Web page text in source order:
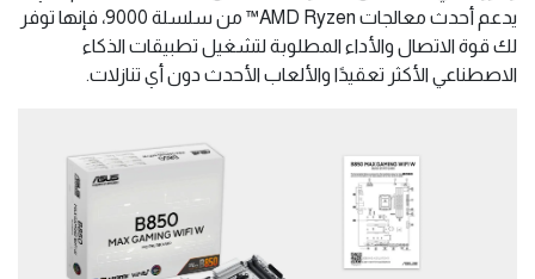
يدعم أحدث معالجات AMD Ryzen™ من سلسلة 9000، فإنها توفر
لك قوة الاتصال والأداء المطلوبة لتشغيل تطبيقات الذكاء
الاصطناعي الأكثر تعقيدًا والألعاب الأحدث دون أي تنازلات.